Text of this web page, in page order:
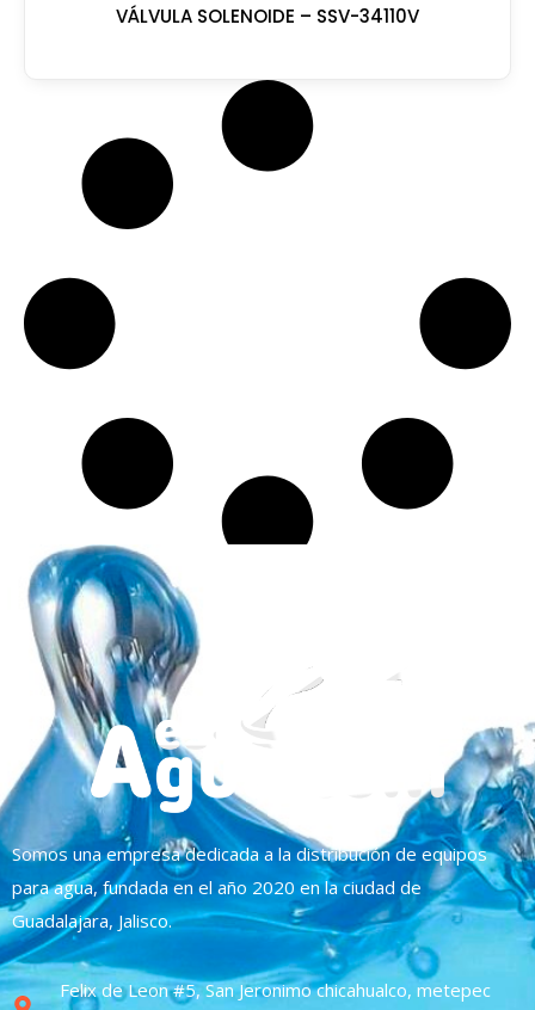
VÁLVULA SOLENOIDE – SSV-34110V
Somos una empresa dedicada a la distribución de equipos
para agua, fundada en el año 2020 en la ciudad de
Guadalajara, Jalisco.
Felix de Leon #5, San Jeronimo chicahualco, metepec